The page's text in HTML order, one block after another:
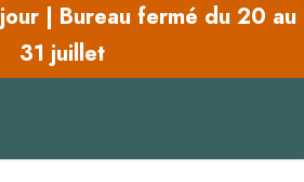
| Bureau fermé du 20 au
31 juillet